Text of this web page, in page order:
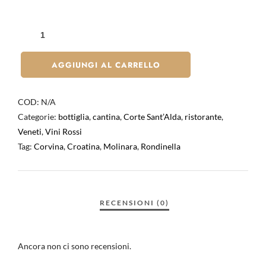
AGGIUNGI AL CARRELLO
COD: N/A
Categorie: bottiglia,cantina,Corte Sant’Alda, ristorante,
Veneti,Vini Rossi
Tag: Corvina,Croatina, Molinara, Rondinella
Ancora non ci sono recensioni.